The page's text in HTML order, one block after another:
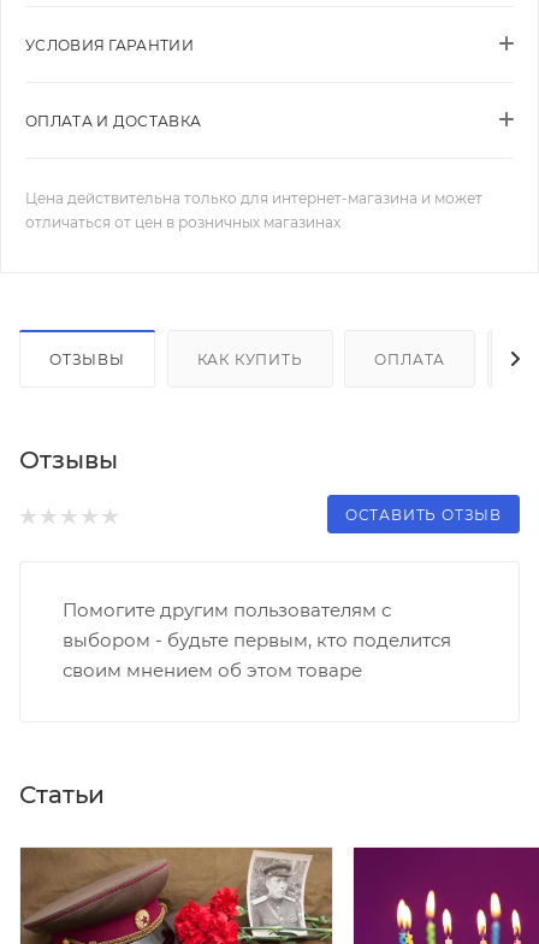
УСЛОВИЯ ГАРАНТИИ
ОПЛАТА И ДОСТАВКА
Цена действительна только для интернет-магазина и может
отличаться от цен в розничных магазинах
ОТЗЫВЫ КАК КУПИТЬ ОПЛАТА
Отзывы
ОСТАВИТЬ ОТЗЫВ
Помогите другим пользователям с
выбором - будьте первым, кто поделится
своим мнением об этом товаре
Статьи